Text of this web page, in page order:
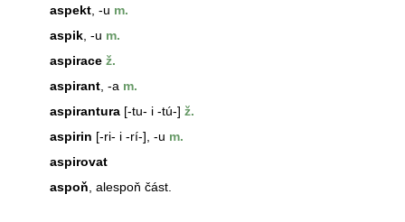
aspekt , -u m.
aspik , -u m.
aspirace ž.
aspirant , -a m.
aspirantura [-tu- i -tú-] ž.
aspirin [-ri- i -rí-], -u m.
aspirovat
aspoň , alespoň část.